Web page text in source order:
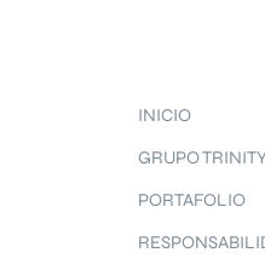
INICIO
GRUPO
PORTAFOLIO